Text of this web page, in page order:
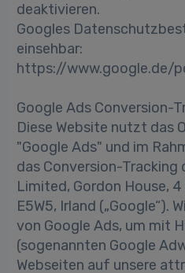
deaktivieren.
Googles
einsehbar:
https://www.google.de/
Google Ads Conversion-
Diese Website nutzt das
"Google Ads" und im
das Conversion-Tracking
Limited, Gordon House,
E5W5, Irland („Google“).
von Google Ads, um mit
(sogenannten Google
Webseiten auf unsere